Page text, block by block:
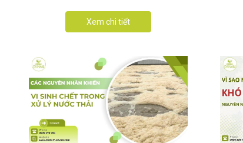
Xem chi tiết